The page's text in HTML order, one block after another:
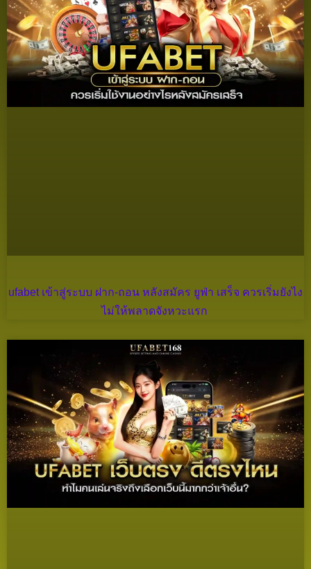
ufabet เข้าสู่ระบบ ฝาก-ถอน หลังสมัคร ยูฟ่า เสร็จ ควรเริ่มยังไง
ไม่ให้พลาดจังหวะแรก